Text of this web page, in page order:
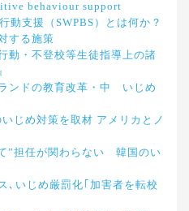
behaviour support
動支援（SWPBS）とは何か？
する施策
動・不登校等生徒指導上の諸
ンドの教育改革・中 いじめ
じめ対策を取材 アメリカとノ
”担任が関わらない 韓国のい
､いじめ厳罰化｢加害者を転校